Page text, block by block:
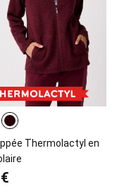
Thermolactyl en